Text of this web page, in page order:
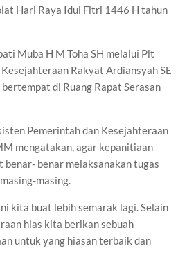
Hari Raya Idul Fitri 1446 H tahun
Muba H M Toha SH melalui Plt
Rakyat Ardiansyah SE
di Ruang Rapat Serasan
Pemerintah dan Kesejahteraan
mengatakan, agar kepanitiaan
benar- benar melaksanakan tugas
masing.
kita buat lebih semarak lagi. Selain
hias kita berikan sebuah
untuk yang hiasan terbaik dan